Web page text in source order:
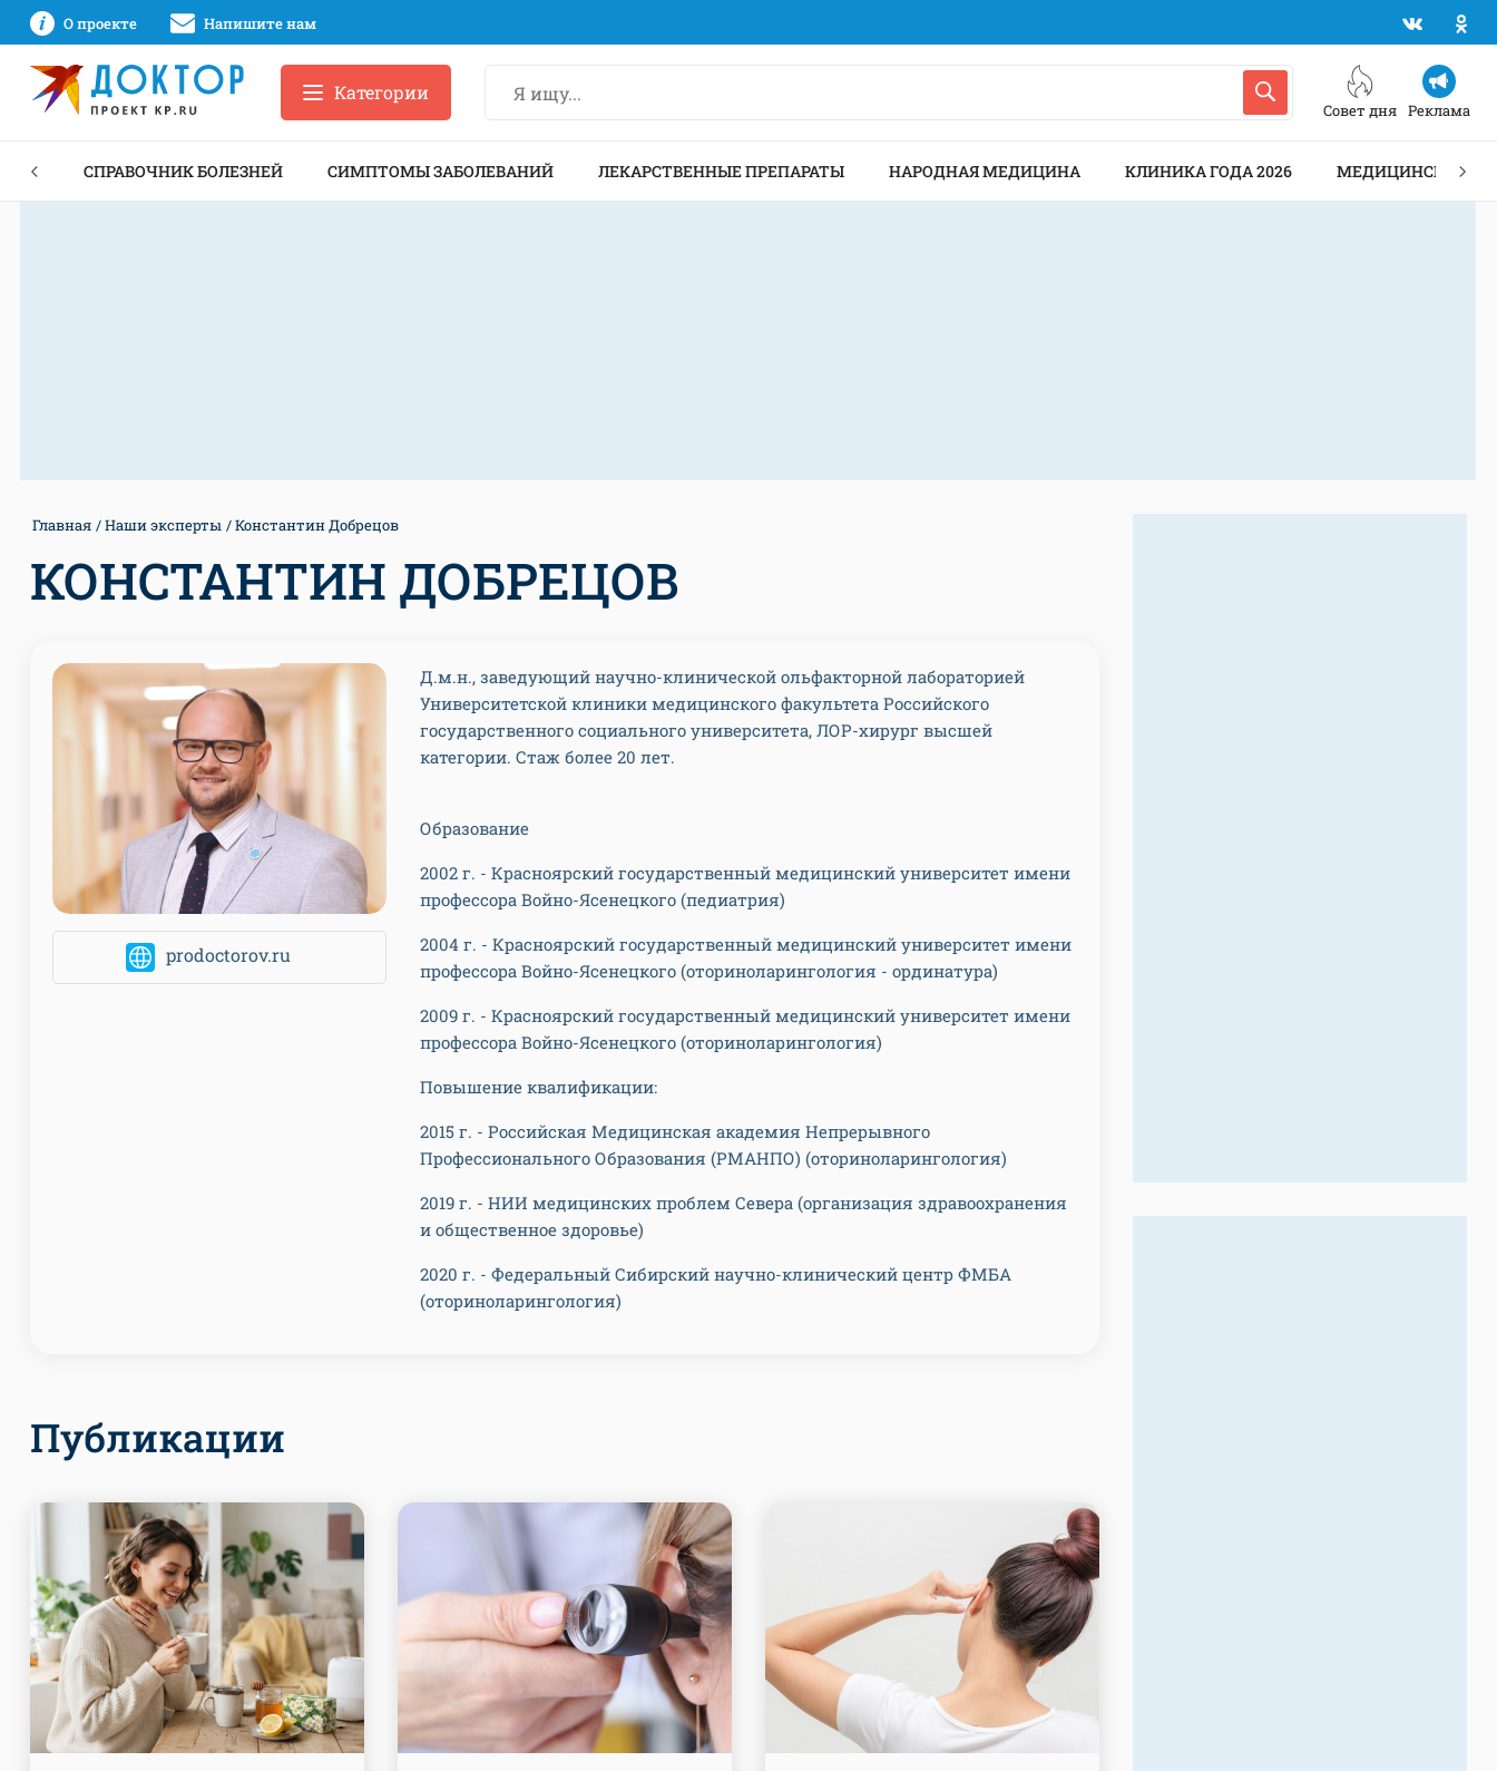
О проекте Напишите нам
Совет дня Реклама
Категории
СПРАВОЧНИК БОЛЕЗНЕЙ СИМПТОМЫ ЗАБОЛЕВАНИЙ ЛЕКАРСТВЕННЫЕ ПРЕПАРАТЫ НАРОДНАЯ МЕДИЦИНА КЛИНИКА ГОДА 2026 МЕДИЦИНСКИЕ
Главная Наши эксперты Константин Добрецов
КОНСТАНТИН ДОБРЕЦОВ
prodoctorov.ru
Д.м.н., заведующий научно-клинической ольфакторной лабораторией
Университетской клиники медицинского факультета Российского
государственного социального университета, ЛОР-хирург высшей
категории. Стаж более 20 лет.
Образование
2002 г. - Красноярский государственный медицинский университет имени
профессора Войно-Ясенецкого (педиатрия)
2004 г. - Красноярский государственный медицинский университет имени
профессора Войно-Ясенецкого (оториноларингология - ординатура)
2009 г. - Красноярский государственный медицинский университет имени
профессора Войно-Ясенецкого (оториноларингология)
Повышение квалификации:
2015 г. - Российская Медицинская академия Непрерывного
Профессионального Образования (РМАНПО) (оториноларингология)
2019 г. - НИИ медицинских проблем Севера (организация здравоохранения
и общественное здоровье)
2020 г. - Федеральный Сибирский научно-клинический центр ФМБА
(оториноларингология)
Публикации